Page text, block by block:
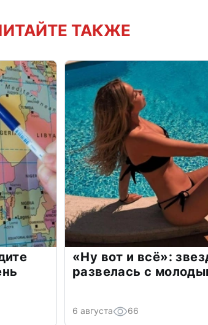
ТАКЖЕ
«Ну вот и всё»:
развелась с
6 августа 66